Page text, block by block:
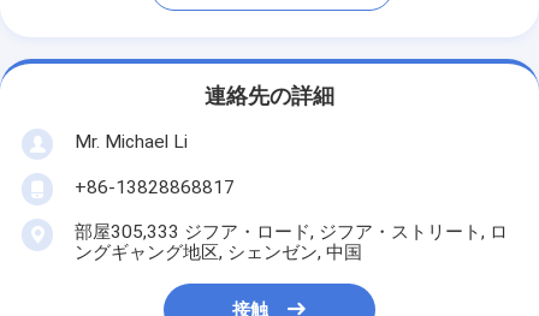
連絡先の詳細
Mr. Michael Li
+86-13828868817
部屋305,333 ジフア・ロード, ジフア・ストリート, ロ
ングギャング地区, シェンゼン, 中国
接触